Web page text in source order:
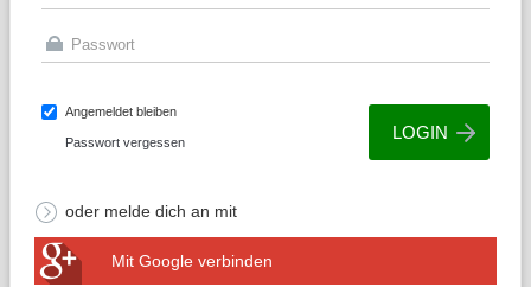
Angemeldet bleiben
Passwort vergessen
oder melde dich an mit
Mit Google verbinden